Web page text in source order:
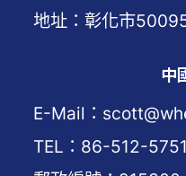
地址：彰化市
中
E-Mail：
TEL：86-512-